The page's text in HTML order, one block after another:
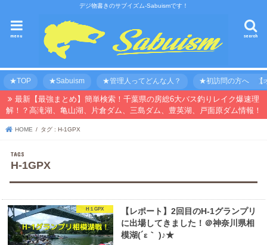
デジ物書きのサブイズム-Sabuismです！
search
menu
★TOP ★Sabuism ★管理人ってどんな人？ ★初訪問の方へ 【
最新【最強まとめ】簡単検索！千葉県の房総6大バス釣りレイク爆速理
解！？高滝湖、亀山湖、片倉ダム、三島ダム、豊英湖、戸面原ダム情報！
HOME タグ : H-1GPX
H-1GPX
H１GPX
【レポート】2回目のH-1グランプリ
に出場してきました！＠神奈川県相
模湖(´ε｀ )♪★